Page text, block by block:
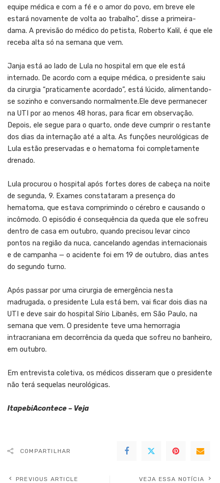
equipe médica e com a fé e o amor do povo, em breve ele
estará novamente de volta ao trabalho”, disse a primeira-
dama. A previsão do médico do petista, Roberto Kalil, é que ele
receba alta só na semana que vem.
Janja está ao lado de Lula no hospital em que ele está
internado. De acordo com a equipe médica, o presidente saiu
da cirurgia “praticamente acordado”, está lúcido, alimentando-
se sozinho e conversando normalmente.Ele deve permanecer
na UTI por ao menos 48 horas, para ficar em observação.
Depois, ele segue para o quarto, onde deve cumprir o restante
dos dias da internação até a alta. As funções neurológicas de
Lula estão preservadas e o hematoma foi completamente
drenado.
Lula procurou o hospital após fortes dores de cabeça na noite
de segunda, 9. Exames constataram a presença do
hematoma, que estava comprimindo o cérebro e causando o
incômodo. O episódio é consequência da queda que ele sofreu
dentro de casa em outubro, quando precisou levar cinco
pontos na região da nuca, cancelando agendas internacionais
e de campanha — o acidente foi em 19 de outubro, dias antes
do segundo turno.
Após passar por uma cirurgia de emergência nesta
madrugada, o presidente Lula está bem, vai ficar dois dias na
UTI e deve sair do hospital Sírio Libanês, em São Paulo, na
semana que vem. O presidente teve uma hemorragia
intracraniana em decorrência da queda que sofreu no banheiro,
em outubro.
Em entrevista coletiva, os médicos disseram que o presidente
não terá sequelas neurológicas.
ItapebiAcontece – Veja
COMPARTILHAR
PREVIOUS ARTICLE VEJA ESSA NOTÍCIA